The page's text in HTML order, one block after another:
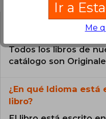
¿El libro es original?
Todos los libros de
catálogo son
¿En qué Idioma está
libro?
Ir a
Me